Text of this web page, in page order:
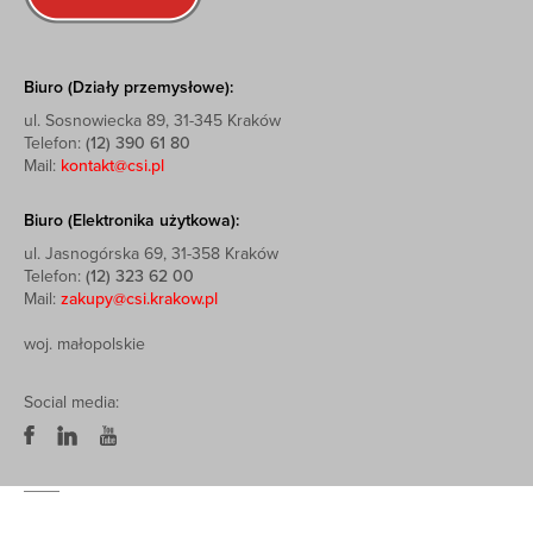
Biuro (Działy przemysłowe):
ul. Sosnowiecka 89, 31-345 Kraków
Telefon: (12) 390 61 80
Mail: kontakt@csi.pl
Biuro (Elektronika użytkowa):
ul. Jasnogórska 69, 31-358 Kraków
Telefon: (12) 323 62 00
Mail: zakupy@csi.krakow.pl
woj. małopolskie
Social media: